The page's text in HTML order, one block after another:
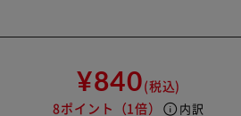
¥840(税込)
8ポイント （1倍） info 内訳